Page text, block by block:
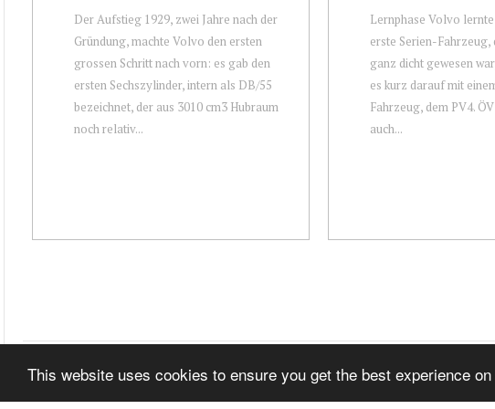
This website uses cookies to ensure you get the best experience
Der Aufstieg 1929, zwei Jahre nach der
Gründung, machte Volvo den ersten
grossen Schritt nach vorn: es gab den
ersten Sechszylinder, intern als DB/55
bezeichnet, der aus 3010 cm3 Hubraum
noch relativ...
Lernphase Volvo
erste Serien-Fahrzeug,
ganz dicht gewesen
es kurz darauf mit
Fahrzeug, dem PV4.
auch...